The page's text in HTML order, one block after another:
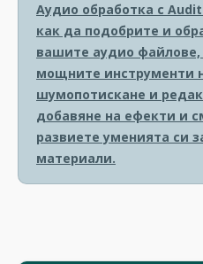
Аудио обработка с
как да подобрите и
вашите аудио файлове,
мощните инструменти
шумопотискане и
добавяне на ефекти и
развиете уменията си
материали.